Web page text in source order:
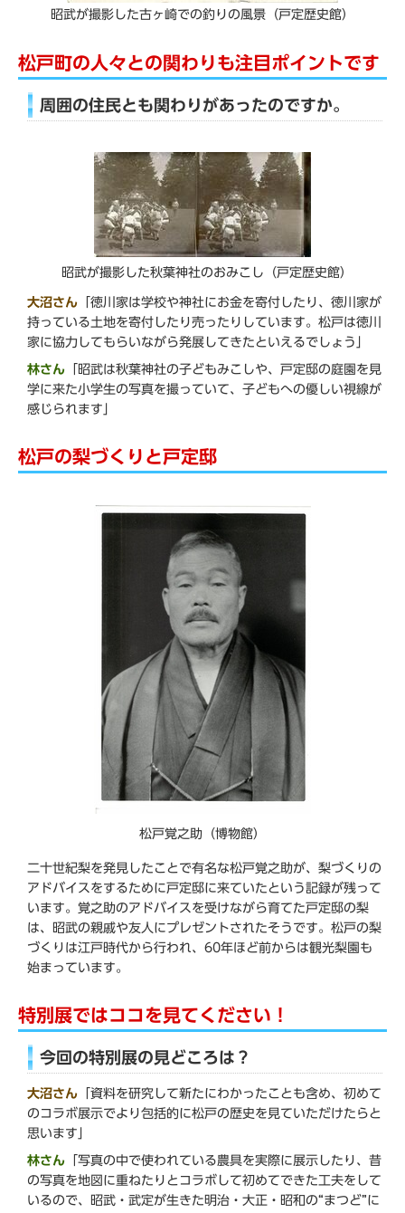
昭武が撮影した古ヶ崎での釣りの風景（戸定歴史館）
松戸町の人々との関わりも注目ポイントです
周囲の住民とも関わりがあったのですか。
昭武が撮影した秋葉神社のおみこし（戸定歴史館）
大沼さん 「徳川家は学校や神社にお金を寄付したり、徳川家が
持っている土地を寄付したり売ったりしています。松戸は徳川
家に協力してもらいながら発展してきたといえるでしょう」
林さん 「昭武は秋葉神社の子どもみこしや、戸定邸の庭園を見
学に来た小学生の写真を撮っていて、子どもへの優しい視線が
感じられます」
松戸の梨づくりと戸定邸
松戸覚之助（博物館）
二十世紀梨を発見したことで有名な松戸覚之助が、梨づくりの
アドバイスをするために戸定邸に来ていたという記録が残って
います。覚之助のアドバイスを受けながら育てた戸定邸の梨
は、昭武の親戚や友人にプレゼントされたそうです。松戸の梨
づくりは江戸時代から行われ、60年ほど前からは観光梨園も
始まっています。
特別展ではココを見てください！
今回の特別展の見どころは？
大沼さん 「資料を研究して新たにわかったことも含め、初めて
のコラボ展示でより包括的に松戸の歴史を見ていただけたらと
思います」
林さん 「写真の中で使われている農具を実際に展示したり、昔
の写真を地図に重ねたりとコラボして初めてできた工夫をして
いるので、昭武・武定が生きた明治・大正・昭和の“まつど”に